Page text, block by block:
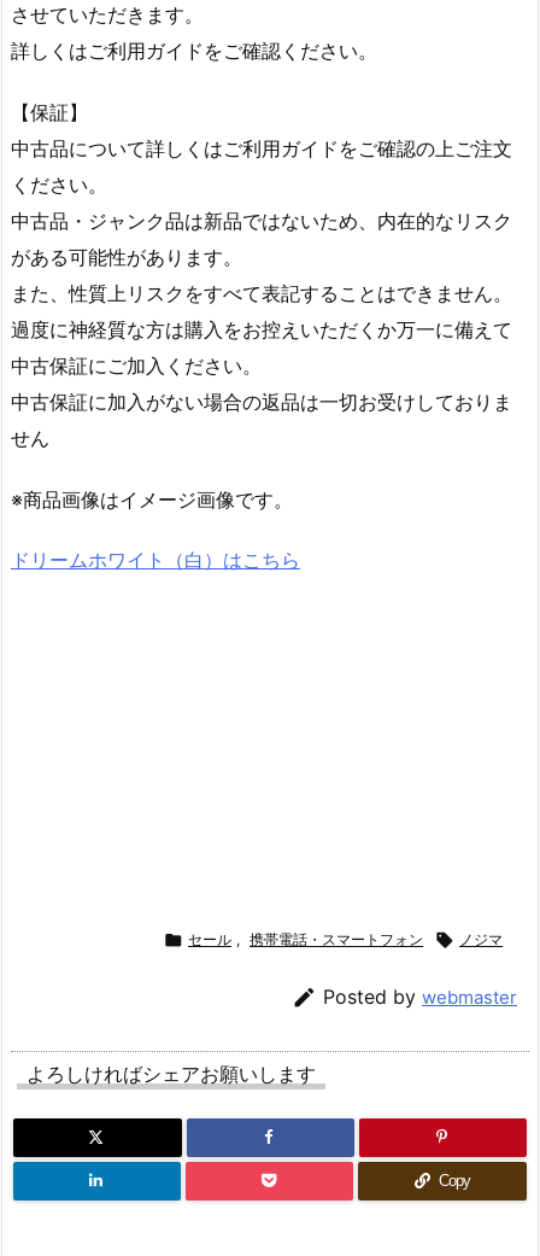
させていただきます。
詳しくはご利用ガイドをご確認ください。
【保証】
中古品について詳しくはご利用ガイドをご確認の上ご注文
ください。
中古品・ジャンク品は新品ではないため、内在的なリスク
がある可能性があります。
また、性質上リスクをすべて表記することはできません。
過度に神経質な方は購入をお控えいただくか万一に備えて
中古保証にご加入ください。
中古保証に加入がない場合の返品は一切お受けしておりま
せん
※商品画像はイメージ画像です。
ドリームホワイト（白）はこちら
 セール , 携帯電話・スマートフォン  ノジマ
 Posted by webmaster
よろしければシェアお願いします
Copy